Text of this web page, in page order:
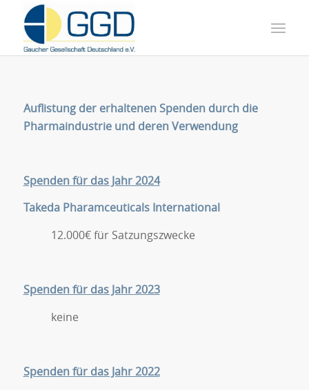
Auflistung der erhaltenen Spenden durch die
Pharmaindustrie und deren Verwendung
Spenden für das Jahr 2024
Takeda Pharamceuticals International
12.000€ für Satzungszwecke
Spenden für das Jahr 2023
keine
Spenden für das Jahr 2022